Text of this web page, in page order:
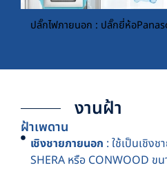
ปลั๊กไฟภายนอก : ปลั๊กยี่ห้อ
งานฝ้า
ฝ้าเพดาน
เชิงชายภายนอก : ใช้เป็นเชิงช
SHERA หรือ CONWOOD ข